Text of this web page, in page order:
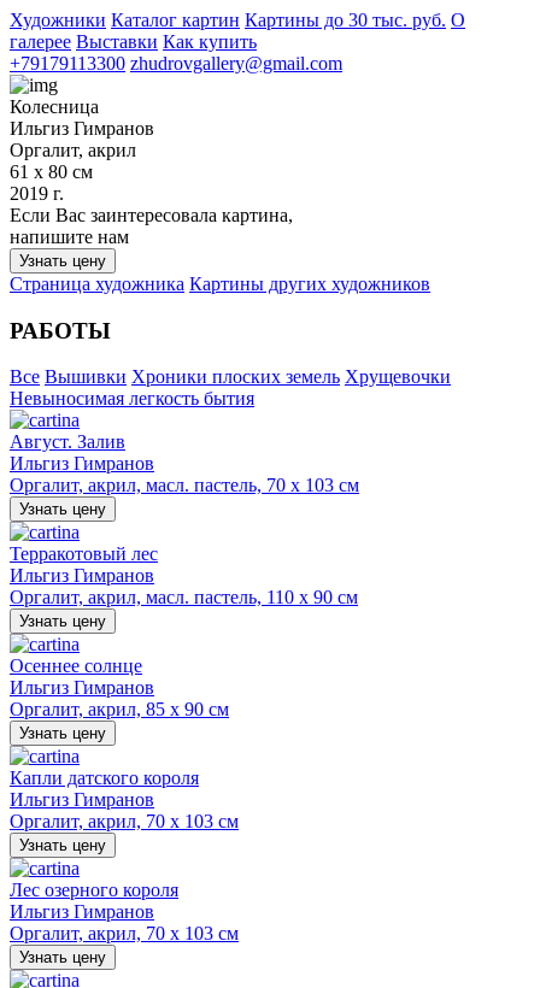
Художники Каталог картин Картины до 30 тыс. руб. О
галерее Выставки Как купить
+79179113300 zhudrovgallery@gmail.com
Колесница
Ильгиз Гимранов
Оргалит, акрил
61 х 80 см
2019 г.
Если Вас заинтересовала картина,
напишите нам
Узнать цену
Страница художника Картины других художников
РАБОТЫ
Все Вышивки Хроники плоских земель Хрущевочки
Невыносимая легкость бытия
Август. Залив
Ильгиз Гимранов
Оргалит, акрил, масл. пастель, 70 х 103 см
Узнать цену
Терракотовый лес
Ильгиз Гимранов
Оргалит, акрил, масл. пастель, 110 х 90 см
Узнать цену
Осеннее солнце
Ильгиз Гимранов
Оргалит, акрил, 85 х 90 см
Узнать цену
Капли датского короля
Ильгиз Гимранов
Оргалит, акрил, 70 х 103 см
Узнать цену
Лес озерного короля
Ильгиз Гимранов
Оргалит, акрил, 70 х 103 см
Узнать цену